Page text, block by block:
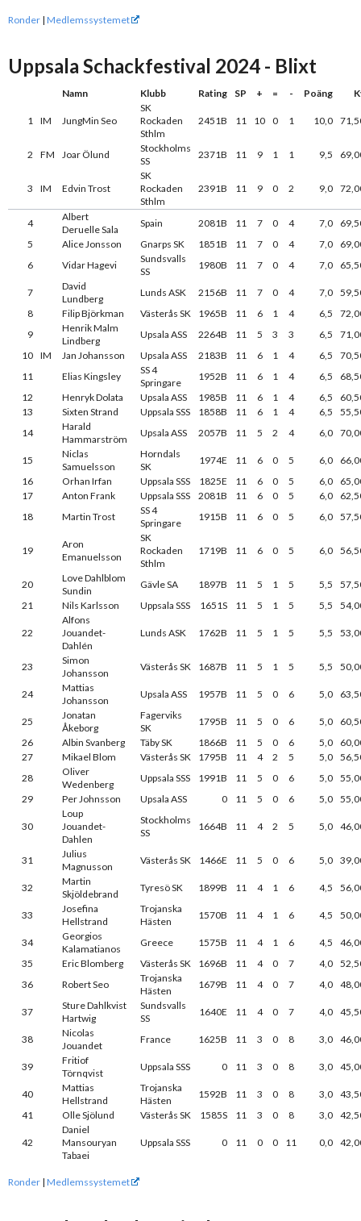
Ronder | Medlemssystemet
Uppsala Schackfestival 2024 - Blixt
Namn Klubb Rating SP + = - Poäng
1 IM JungMin Seo
SK
Rockaden
Sthlm
2451B 11 10 0 1 10,0
2 FM Joar Ölund
Stockholms
SS
2371B 11 9 1 1 9,5
3 IM Edvin Trost
SK
Rockaden
Sthlm
2391B 11 9 0 2 9,0
4
Albert
Deruelle Sala
Spain 2081B 11 7 0 4 7,0
5
Alice Jonsson Gnarps SK 1851B 11 7 0 4 7,0
6
Vidar Hagevi
Sundsvalls
SS
1980B 11 7 0 4 7,0
7
David
Lundberg
Lunds ASK 2156B 11 7 0 4 7,0
8
Filip Björkman Västerås SK 1965B 11 6 1 4 6,5
9
Henrik Malm
Lindberg
Upsala ASS 2264B 11 5 3 3 6,5
10 IM Jan Johansson Upsala ASS 2183B 11 6 1 4 6,5
11
Elias Kingsley
SS 4
Springare
1952B 11 6 1 4 6,5
12
Henryk Dolata Upsala ASS 1985B 11 6 1 4 6,5
13
Sixten Strand Uppsala SSS 1858B 11 6 1 4 6,5
14
Harald
Hammarström
Upsala ASS 2057B 11 5 2 4 6,0
15
Niclas
Samuelsson
Horndals
SK
1974E 11 6 0 5 6,0
16
Orhan Irfan Uppsala SSS 1825E 11 6 0 5 6,0
17
Anton Frank Uppsala SSS 2081B 11 6 0 5 6,0
18
Martin Trost
SS 4
Springare
1915B 11 6 0 5 6,0
19
Aron
Emanuelsson
SK
Rockaden
Sthlm
1719B 11 6 0 5 6,0
20
Love Dahlblom
Sundin
Gävle SA 1897B 11 5 1 5 5,5
21
Nils Karlsson Uppsala SSS 1651S 11 5 1 5 5,5
22
Alfons
Jouandet-
Dahlén
Lunds ASK 1762B 11 5 1 5 5,5
23
Simon
Johansson
Västerås SK 1687B 11 5 1 5 5,5
24
Mattias
Johansson
Upsala ASS 1957B 11 5 0 6 5,0
25
Jonatan
Åkeborg
Fagerviks
SK
1795B 11 5 0 6 5,0
26
Albin Svanberg Täby SK 1866B 11 5 0 6 5,0
27
Mikael Blom Västerås SK 1795B 11 4 2 5 5,0
28
Oliver
Wedenberg
Uppsala SSS 1991B 11 5 0 6 5,0
29
Per Johnsson Upsala ASS 0 11 5 0 6 5,0
30
Loup
Jouandet-
Dahlen
Stockholms
SS
1664B 11 4 2 5 5,0
31
Julius
Magnusson
Västerås SK 1466E 11 5 0 6 5,0
32
Martin
Skjöldebrand
Tyresö SK 1899B 11 4 1 6 4,5
33
Josefina
Hellstrand
Trojanska
Hästen
1570B 11 4 1 6 4,5
34
Georgios
Kalamatianos
Greece 1575B 11 4 1 6 4,5
35
Eric Blomberg Västerås SK 1696B 11 4 0 7 4,0
36
Robert Seo
Trojanska
Hästen
1679B 11 4 0 7 4,0
37
Sture Dahlkvist
Hartwig
Sundsvalls
SS
1640E 11 4 0 7 4,0
38
Nicolas
Jouandet
France 1625B 11 3 0 8 3,0
39
Fritiof
Törnqvist
Uppsala SSS 0 11 3 0 8 3,0
40
Mattias
Hellstrand
Trojanska
Hästen
1592B 11 3 0 8 3,0
41
Olle Sjölund Västerås SK 1585S 11 3 0 8 3,0
42
Daniel
Mansouryan
Tabaei
Uppsala SSS 0 11 0 0 11 0,0
Ronder | Medlemssystemet